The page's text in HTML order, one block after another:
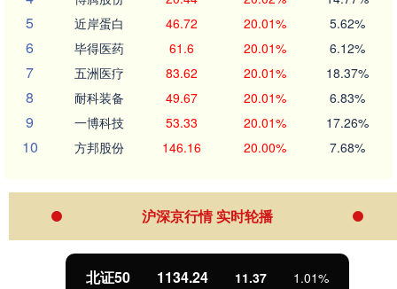
5 近岸蛋白 46.72 20.01% 5.62%
6 毕得医药 61.6 20.01% 6.12%
7 五洲医疗 83.62 20.01% 18.37%
8 耐科装备 49.67 20.01% 6.83%
9 一博科技 53.33 20.01% 17.26%
10 方邦股份 146.16 20.00% 7.68%
沪深京行情 实时轮播
北证50 1134.24 11.37 1.01%